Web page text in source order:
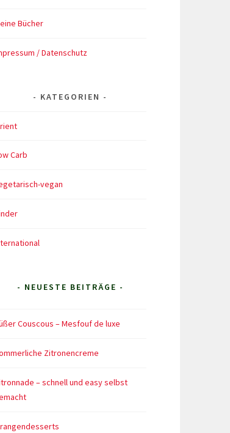
Bücher
/ Datenschutz
KATEGORIEN
Carb
vegan
- NEUESTE BEITRÄGE -
Couscous – Mesfouf de luxe
Zitronencreme
– schnell und easy selbst